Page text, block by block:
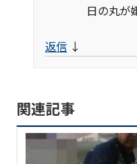
日の丸が
返信 ↓
関連記事